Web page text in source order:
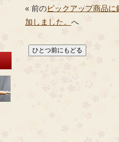
« 前のピックアップ商品に
加しました。 へ